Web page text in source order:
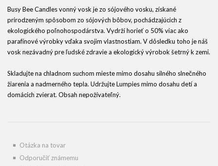
Busy Bee Candles vonný vosk je zo sójového vosku, získané
prirodzeným spôsobom zo sójových bôbov, pochádzajúcich z
ekologického poľnohospodárstva. Vydrží horieť o 50% viac ako
parafínové výrobky vďaka svojim vlastnostiam. V dôsledku toho je náš
vosk nezávadný pre ľudské zdravie a ekologický výrobok šetrný k zemi.
Skladujte na chladnom suchom mieste mimo dosahu silného slnečného
žiarenia a nadmerného tepla. Udržujte Lumpies mimo dosahu detí a
domácich zvierat. Obsah nepožívateľný.
Otázka na tovar
Odporučiť známemu